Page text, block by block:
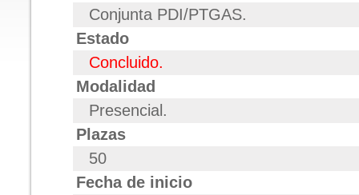
Conjunta PDI/PTGAS.
Estado
Concluido.
Modalidad
Presencial.
Plazas
50
Fecha de inicio